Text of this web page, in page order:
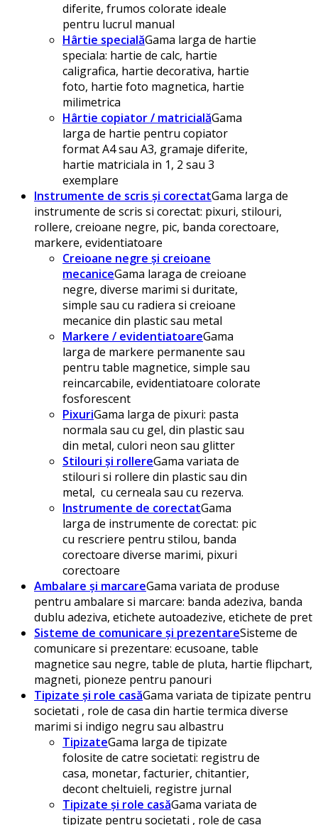
diferite, frumos colorate ideale
pentru lucrul manual
Hârtie specialăGama larga de hartie
speciala: hartie de calc, hartie
caligrafica, hartie decorativa, hartie
foto, hartie foto magnetica, hartie
milimetrica
Hârtie copiator / matricialăGama
larga de hartie pentru copiator
format A4 sau A3, gramaje diferite,
hartie matriciala in 1, 2 sau 3
exemplare
Instrumente de scris și corectatGama larga de
instrumente de scris si corectat: pixuri, stilouri,
rollere, creioane negre, pic, banda corectoare,
markere, evidentiatoare
Creioane negre și creioane
mecaniceGama laraga de creioane
negre, diverse marimi si duritate,
simple sau cu radiera si creioane
mecanice din plastic sau metal
Markere / evidentiatoareGama
larga de markere permanente sau
pentru table magnetice, simple sau
reincarcabile, evidentiatoare colorate
fosforescent
PixuriGama larga de pixuri: pasta
normala sau cu gel, din plastic sau
din metal, culori neon sau glitter
Stilouri și rollereGama variata de
stilouri si rollere din plastic sau din
metal, cu cerneala sau cu rezerva.
Instrumente de corectatGama
larga de instrumente de corectat: pic
cu rescriere pentru stilou, banda
corectoare diverse marimi, pixuri
corectoare
Ambalare și marcareGama variata de produse
pentru ambalare si marcare: banda adeziva, banda
dublu adeziva, etichete autoadezive, etichete de pret
Sisteme de comunicare și prezentareSisteme de
comunicare si prezentare: ecusoane, table
magnetice sau negre, table de pluta, hartie flipchart,
magneti, pioneze pentru panouri
Tipizate și role casăGama variata de tipizate pentru
societati , role de casa din hartie termica diverse
marimi si indigo negru sau albastru
TipizateGama larga de tipizate
folosite de catre societati: registru de
casa, monetar, facturier, chitantier,
decont cheltuieli, registre jurnal
Tipizate și role casăGama variata de
tipizate pentru societati , role de casa